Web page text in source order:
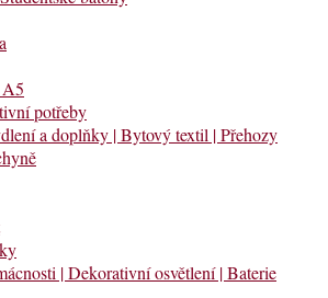
potřeby
a doplňky | Bytový textil | Přehozy
| Dekorativní osvětlení | Baterie